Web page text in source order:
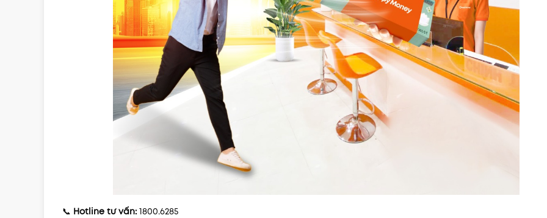
📞 Hotline tư vấn: 1800.6285